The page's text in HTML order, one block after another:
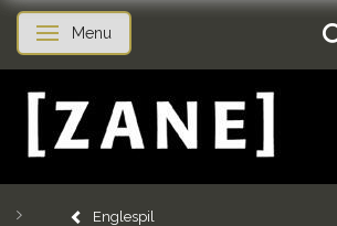
Skifte navigation
Menu
Englespil